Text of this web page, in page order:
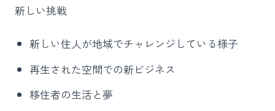
新しい挑戦
新しい住人が地域でチャレンジしている様子
再生された空間での新ビジネス
移住者の生活と夢